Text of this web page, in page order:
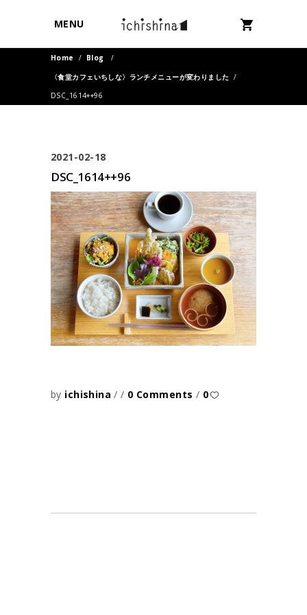
MENU
Home / Blog
/
〈食堂カフェいちしな〉ランチメニューが変わりました /
DSC_1614++96
2021-02-18
DSC_1614++96
by ichishina 0 Comments 0